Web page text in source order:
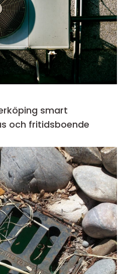
smart
och fritidsboende